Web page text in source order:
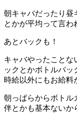
朝キャバだったり昼
とかが平均って言
あとバックも！
キャバやったことな
ックとかボトルバッ
時給以外にもお給料
朝っぱらからボトル
伴とかも基本ないか